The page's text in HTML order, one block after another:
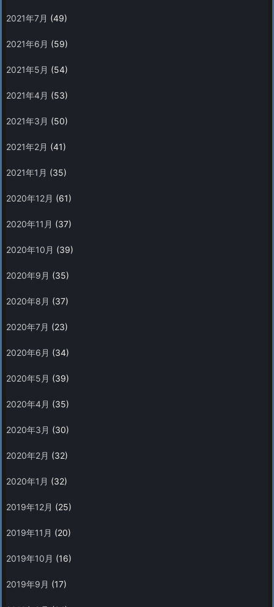
2021年7月 (49)
2021年6月 (59)
2021年5月 (54)
2021年4月 (53)
2021年3月 (50)
2021年2月 (41)
2021年1月 (35)
2020年12月 (61)
2020年11月 (37)
2020年10月 (39)
2020年9月 (35)
2020年8月 (37)
2020年7月 (23)
2020年6月 (34)
2020年5月 (39)
2020年4月 (35)
2020年3月 (30)
2020年2月 (32)
2020年1月 (32)
2019年12月 (25)
2019年11月 (20)
2019年10月 (16)
2019年9月 (17)